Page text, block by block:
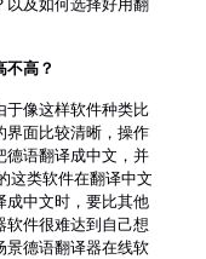
不高？
于像这样软件种类比
界面比较清晰，操作
德语翻译成中文，并
这类软件在翻译中文
成中文时，要比其他
软件很难达到自己想
景德语翻译器在线软